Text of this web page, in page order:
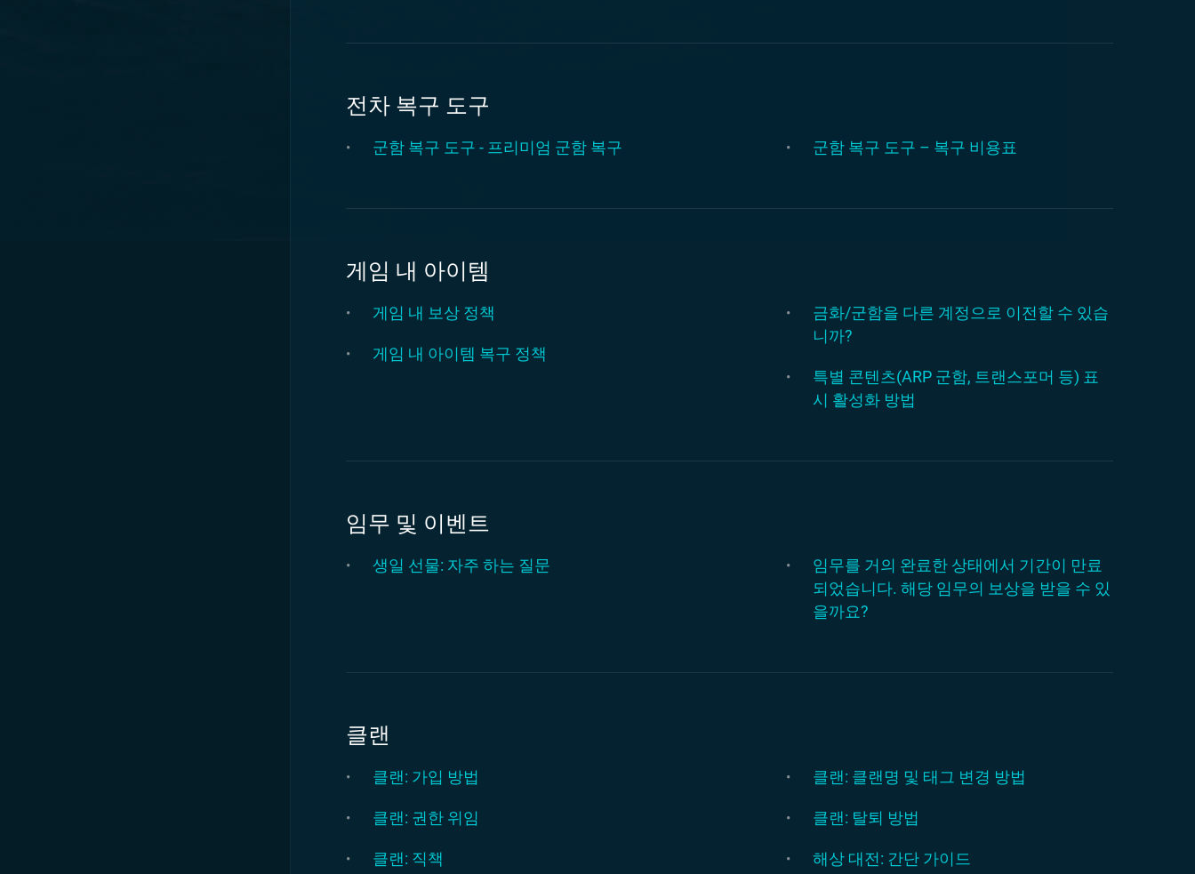
전차 복구 도구
군함 복구 도구 - 프리미엄 군함 복구 군함 복구 도구 – 복구 비용표
게임 내 아이템
게임 내 보상 정책
게임 내 아이템 복구 정책
금화/군함을 다른 계정으로 이전할 수 있습
니까?
특별 콘텐츠(ARP 군함, 트랜스포머 등) 표
시 활성화 방법
임무 및 이벤트
생일 선물: 자주 하는 질문
임무를 거의 완료한 상태에서 기간이 만료
되었습니다. 해당 임무의 보상을 받을 수 있
을까요?
클랜
클랜: 가입 방법
클랜: 권한 위임
클랜: 직책
클랜: 클랜명 및 태그 변경 방법
클랜: 탈퇴 방법
해상 대전: 간단 가이드